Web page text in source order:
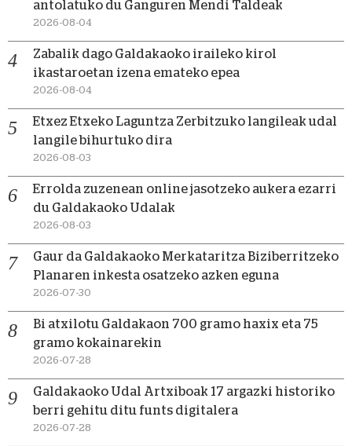
antolatuko du Ganguren Mendi Taldeak
2026-08-04
Zabalik dago Galdakaoko iraileko kirol
ikastaroetan izena emateko epea
2026-08-04
Etxez Etxeko Laguntza Zerbitzuko langileak udal
langile bihurtuko dira
2026-08-03
Errolda zuzenean online jasotzeko aukera ezarri
du Galdakaoko Udalak
2026-08-03
Gaur da Galdakaoko Merkataritza Biziberritzeko
Planaren inkesta osatzeko azken eguna
2026-07-30
Bi atxilotu Galdakaon 700 gramo haxix eta 75
gramo kokainarekin
2026-07-28
Galdakaoko Udal Artxiboak 17 argazki historiko
berri gehitu ditu funts digitalera
2026-07-28